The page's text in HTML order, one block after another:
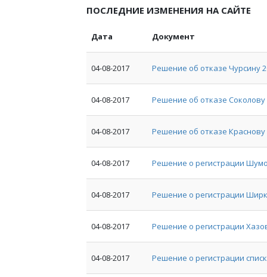
ПОСЛЕДНИЕ ИЗМЕНЕНИЯ НА САЙТЕ
Дата Документ
04-08-2017 Решение об отказе Чурсину
04-08-2017 Решение об отказе Соколову
04-08-2017 Решение об отказе Краснову
04-08-2017 Решение о регистрации
04-08-2017 Решение о регистрации
04-08-2017 Решение о регистрации
04-08-2017 Решение о регистрации